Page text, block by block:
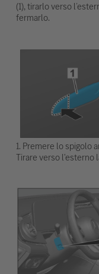
(1), tirarlo verso
fermarlo.
1. Premere lo spigolo
Tirare verso l'esterno